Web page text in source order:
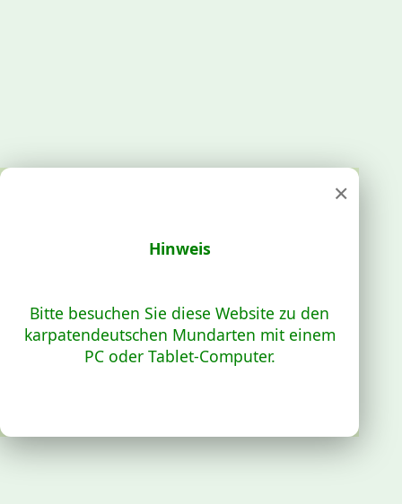
×
Hinweis
Bitte besuchen Sie diese Website zu den
karpatendeutschen Mundarten mit einem
PC oder Tablet-Computer.